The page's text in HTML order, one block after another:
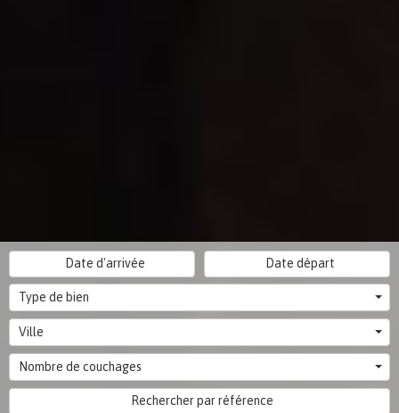
Type de bien
Ville
Nombre de couchages